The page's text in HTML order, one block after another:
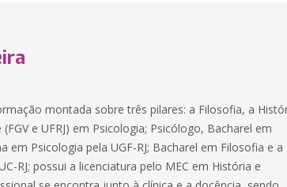
montada sobre três pilares: a Filosofia, a
e UFRJ) em Psicologia; Psicólogo, Bacharel em
em Psicologia pela UGF-RJ; Bacharel em Filosofia e a
RJ; possui a licenciatura pelo MEC em História e